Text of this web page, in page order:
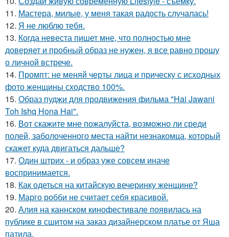
11. Мастера, милые, у меня такая радость случалась!
12. Я не люблю тебя.
13. Когда невеста пишет мне, что полностью мне
доверяет и пробный образ не нужен, я все равно прошу
о личной встрече.
14. Промпт: не меняй черты лица и прическу с исходных
фото женщины сходство 100%.
15. Образ пуджи для продвижения фильма "Hai Jawani
Toh Ishq Hona Hai".
16. Вот скажите мне пожалуйста, возможно ли среди
полей, заболоченного места найти незнакомца, который
скажет куда двигаться дальше?
17. Один штрих - и образ уже совсем иначе
воспринимается.
18. Как одеться на китайскую вечеринку женщине?
19. Марго робби не считает себя красивой.
20. Алия на каннском кинофестивале появилась на
публике в сшитом на заказ дизайнерском платье от Яша
патила.